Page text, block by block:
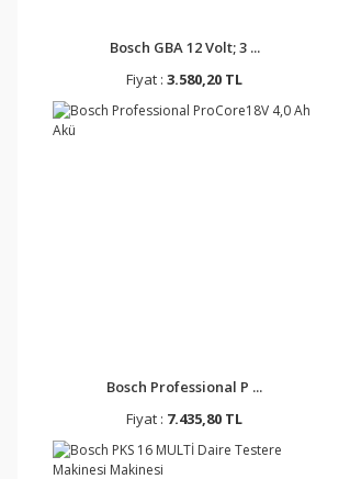
Bosch GBA 12 Volt; 3 ...
Fiyat : 3.580,20 TL
Bosch Professional P ...
Fiyat : 7.435,80 TL